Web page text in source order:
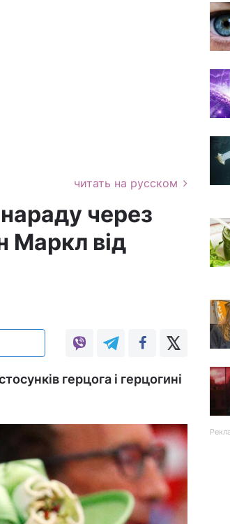
читать на русском
через
Маркл від
герцога і герцогині